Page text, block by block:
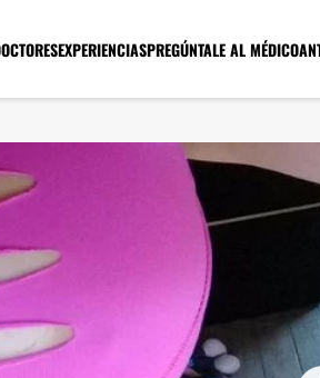
EXPERIENCIASPREGÚNTALE AL MÉDICO